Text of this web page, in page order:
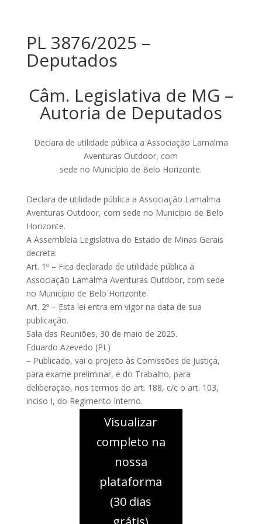
PL 3876/2025 –
Deputados
Câm. Legislativa de MG –
Autoria de Deputados
Declara de utilidade pública a Associação Lamalma
Aventuras Outdoor, com
sede no Município de Belo Horizonte.
Declara de utilidade pública a Associação Lamalma
Aventuras Outdoor, com sede no Município de Belo
Horizonte.
A Assembleia Legislativa do Estado de Minas Gerais
decreta:
Art. 1º – Fica declarada de utilidade pública a
Associação Lamalma Aventuras Outdoor, com sede
no Município de Belo Horizonte.
Art. 2º – Esta lei entra em vigor na data de sua
publicação.
Sala das Reuniões, 30 de maio de 2025.
Eduardo Azevedo (PL)
– Publicado, vai o projeto às Comissões de Justiça,
para exame preliminar, e do Trabalho, para
deliberação, nos termos do art. 188, c/c o art. 103,
inciso I, do Regimento Interno.
Visualizar
completo na
nossa
plataforma
(30 dias